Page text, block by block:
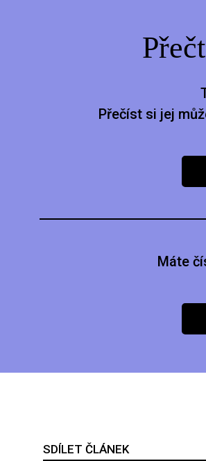
Přečíst si jej
Máte
SDÍLET ČLÁNEK